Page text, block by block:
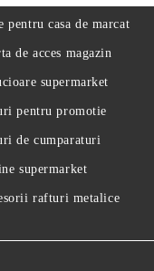
pentru casa de marcat
de acces magazin
supermarket
pentru promotie
de cumparaturi
supermarket
rafturi metalice